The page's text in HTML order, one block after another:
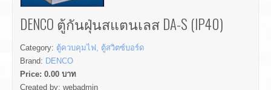
DENCO ตู้กันฝุ่นสแตนเลส DA-S (IP40)
Category: ตู้ควบคุมไฟ, ตู้สวิตซ์บอร์ด
Brand: DENCO
Price: 0.00 บาท
Created by: webadmin